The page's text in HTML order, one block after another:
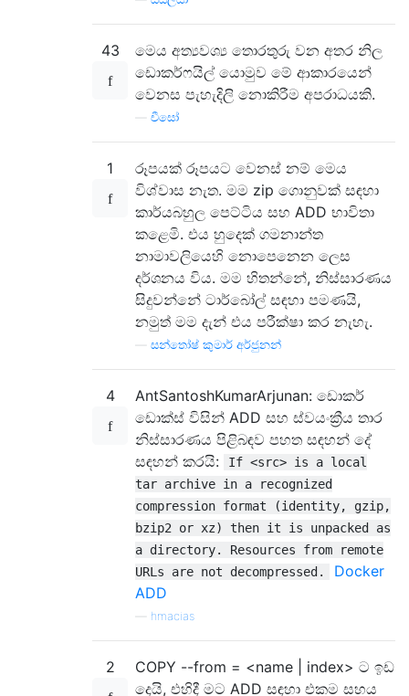
43
මෙය අත්‍යවශ්‍ය තොරතුරු වන අතර නිල
ඩොකර්ෆයිල් යොමුව මේ ආකාරයෙන්
වෙනස පැහැදිලි නොකිරීම අපරාධයකි.
චීසෝ
1
රූපයක් රූපයට වෙනස් නම් මෙය
විශ්වාස නැත. මම zip ගොනුවක් සඳහා
කාර්යබහුල පෙට්ටිය සහ ADD භාවිතා
කළෙමි. එය හුදෙක් ගමනාන්ත
නාමාවලියෙහි නොපෙනෙන ලෙස
දර්ශනය විය. මම හිතන්නේ, නිස්සාරණය
සිදුවන්නේ ටාර්බෝල් සඳහා පමණයි,
නමුත් මම දැන් එය පරීක්ෂා කර නැහැ.
සන්තෝෂ් කුමාර් අර්ජුනන්
4
AntSantoshKumarArjunan: ඩොකර්
ඩොක්ස් විසින් ADD සහ ස්වයංක්‍රීය තාර
නිස්සාරණය පිළිබඳව පහත සඳහන් දේ
සඳහන් කරයි:
If <src> is a local
tar archive in a recognized
compression format (identity, gzip,
bzip2 or xz) then it is unpacked as
a directory. Resources from remote
URLs are not decompressed.
Docker
ADD
hmacias
2
COPY --from = <name | index> ට ඉඩ
දෙයි, එහිදී මට ADD සඳහා එකම සහය